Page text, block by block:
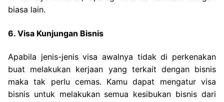
biasa lain.
6. Visa Kunjungan Bisnis
Apabila jenis-jenis visa awalnya tidak di perkenakan
buat melakukan kerjaan yang terkait dengan bisnis
maka tak perlu cemas. Kamu dapat mengatur visa
bisnis untuk melakukan semua kesibukan bisnis dari